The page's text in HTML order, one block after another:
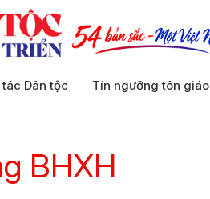
Dân tộc Tín ngưỡng tôn giáo
BHXH